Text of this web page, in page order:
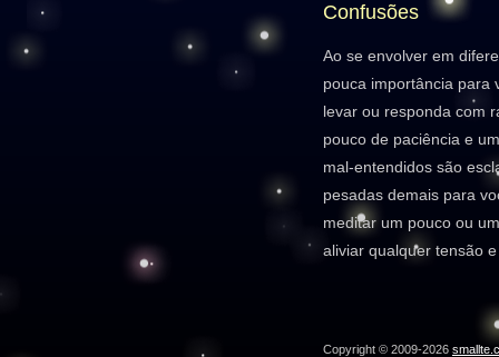
Confusões
Ao se envolver em
pouca importância para
levar ou responda com
pouco de paciência e
mal-entendidos são
pesadas demais para
meditar um pouco ou
aliviar qualquer tensão
Copyright © 2009-2026